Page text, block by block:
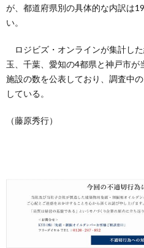
が、都道府県別の具体的な内訳は
い。
ロジビズ・オンラインが集計し
玉、千葉、愛知の4都県と神戸市
施設の数を公表しており、調査中
している。
（藤原秀行）